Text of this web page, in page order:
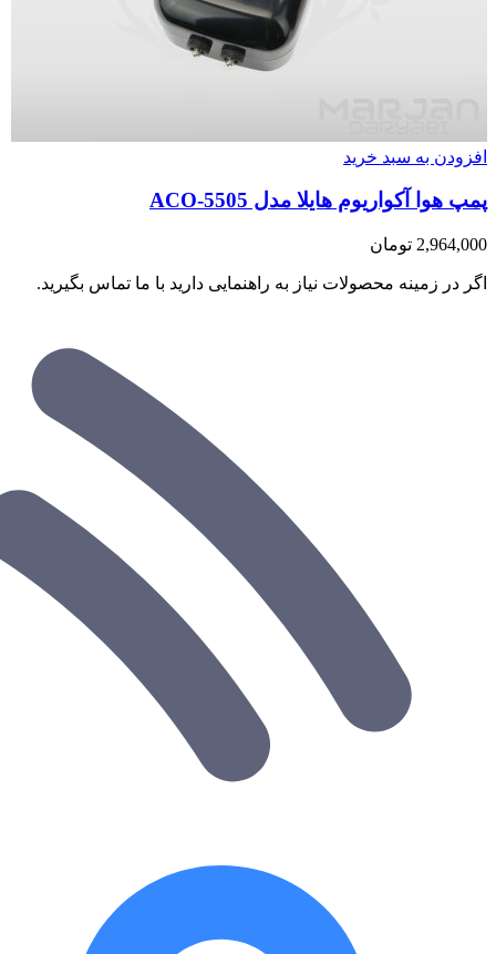
افزودن به سبد خرید
پمپ هوا آکواریوم هایلا مدل ACO-5505
2,964,000 تومان
اگر در زمینه محصولات نیاز به راهنمایی دارید با ما تماس بگیرید.